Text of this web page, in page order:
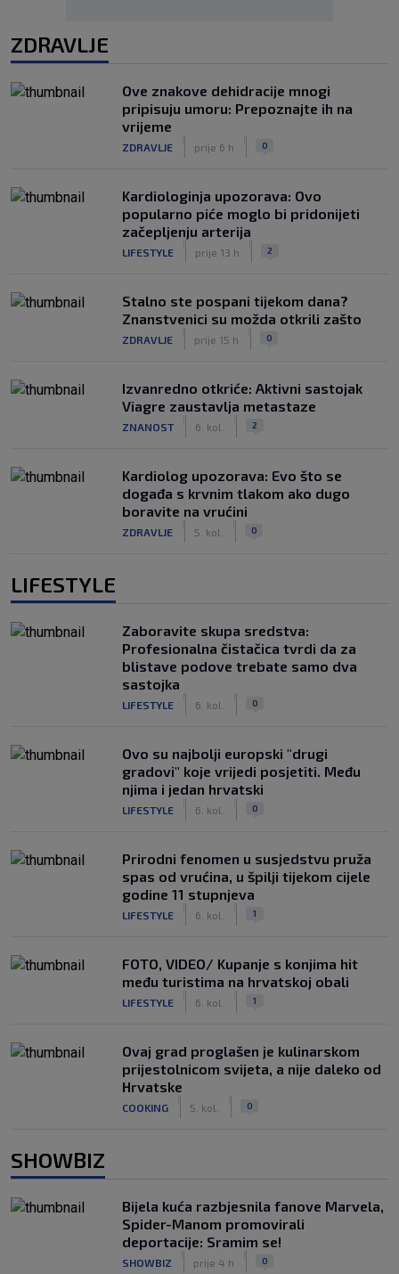
ZDRAVLJE
Ove znakove dehidracije mnogi
pripisuju umoru: Prepoznajte ih na
vrijeme
ZDRAVLJE prije 6 h 0
Kardiologinja upozorava: Ovo
popularno piće moglo bi pridonijeti
začepljenju arterija
LIFESTYLE prije 13 h 2
Stalno ste pospani tijekom dana?
Znanstvenici su možda otkrili zašto
ZDRAVLJE prije 15 h 0
Izvanredno otkriće: Aktivni sastojak
Viagre zaustavlja metastaze
ZNANOST 6. kol. 2
Kardiolog upozorava: Evo što se
događa s krvnim tlakom ako dugo
boravite na vrućini
ZDRAVLJE 5. kol. 0
LIFESTYLE
Zaboravite skupa sredstva:
Profesionalna čistačica tvrdi da za
blistave podove trebate samo dva
sastojka
LIFESTYLE 6. kol. 0
Ovo su najbolji europski "drugi
gradovi" koje vrijedi posjetiti. Među
njima i jedan hrvatski
LIFESTYLE 6. kol. 0
Prirodni fenomen u susjedstvu pruža
spas od vrućina, u špilji tijekom cijele
godine 11 stupnjeva
LIFESTYLE 6. kol. 1
FOTO, VIDEO/ Kupanje s konjima hit
među turistima na hrvatskoj obali
LIFESTYLE 6. kol. 1
Ovaj grad proglašen je kulinarskom
prijestolnicom svijeta, a nije daleko od
Hrvatske
COOKING 5. kol. 0
SHOWBIZ
Bijela kuća razbjesnila fanove Marvela,
Spider-Manom promovirali
deportacije: Sramim se!
SHOWBIZ prije 4 h 0